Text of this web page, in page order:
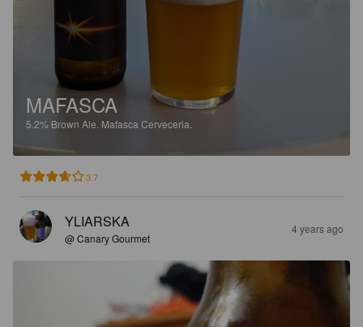
MAFASCA
5.2% Brown Ale. Mafasca Cerveceria.
3.7
YLIARSKA
@ Canary Gourmet
4 years ago